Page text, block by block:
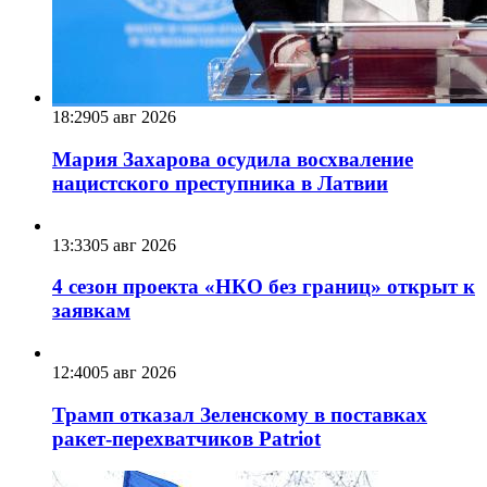
18:2905 авг 2026
Мария Захарова осудила восхваление
нацистского преступника в Латвии
13:3305 авг 2026
4 сезон проекта «НКО без границ» открыт к
заявкам
12:4005 авг 2026
Трамп отказал Зеленскому в поставках
ракет-перехватчиков Patriot